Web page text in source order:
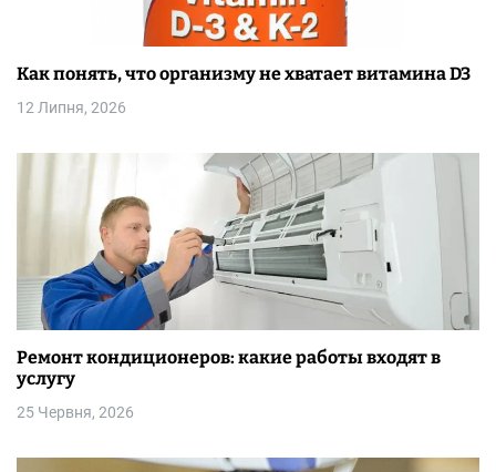
Как понять, что организму не хватает витамина D3
12 Липня, 2026
Ремонт кондиционеров: какие работы входят в
услугу
25 Червня, 2026